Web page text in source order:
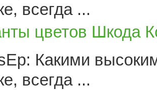
всегда ...
цветов Шкода
Какими
всегда ...